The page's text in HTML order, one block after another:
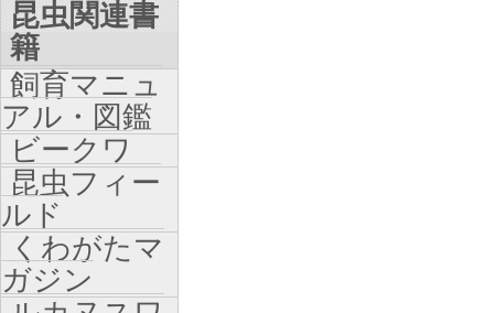
昆虫関連書
籍
飼育マニュ
アル・図鑑
ビークワ
昆虫フィー
ルド
くわがたマ
ガジン